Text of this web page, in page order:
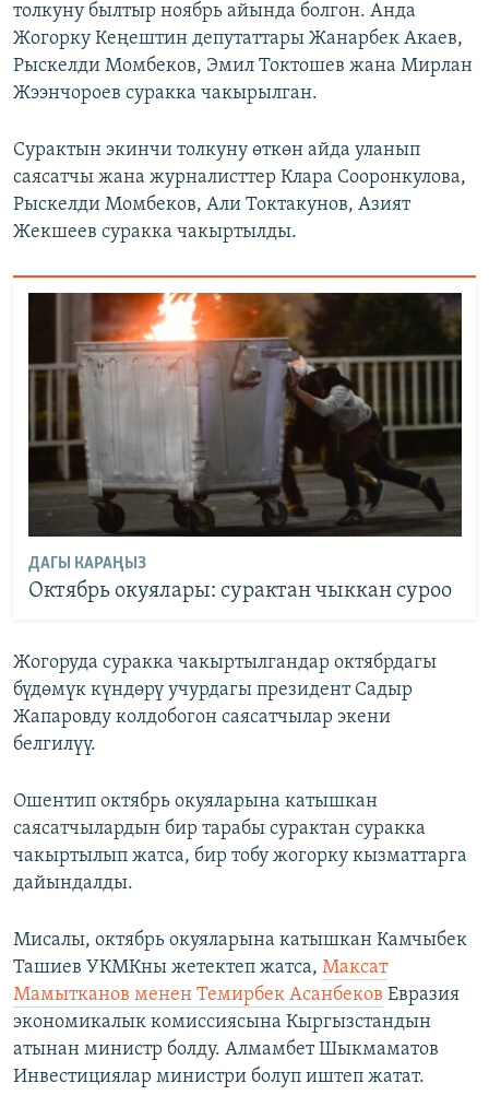
толкуну былтыр ноябрь айында болгон. Анда
Жогорку Кеңештин депутаттары Жанарбек Акаев,
Рыскелди Момбеков, Эмил Токтошев жана Мирлан
Жээнчороев суракка чакырылган.
Сурактын экинчи толкуну өткөн айда уланып
саясатчы жана журналисттер Клара Сооронкулова,
Рыскелди Момбеков, Али Токтакунов, Азият
Жекшеев суракка чакыртылды.
ДАГЫ КАРАҢЫЗ
Октябрь окуялары: сурактан чыккан суроо
Жогоруда суракка чакыртылгандар октябрдагы
бүдөмүк күндөрү учурдагы президент Садыр
Жапаровду колдобогон саясатчылар экени
белгилүү.
Ошентип октябрь окуяларына катышкан
саясатчылардын бир тарабы сурактан суракка
чакыртылып жатса, бир тобу жогорку кызматтарга
дайындалды.
Мисалы, октябрь окуяларына катышкан Камчыбек
Ташиев УКМКны жетектеп жатса, Максат
Мамытканов менен Темирбек Асанбеков Евразия
экономикалык комиссиясына Кыргызстандын
атынан министр болду. Алмамбет Шыкмаматов
Инвестициялар министри болуп иштеп жатат.